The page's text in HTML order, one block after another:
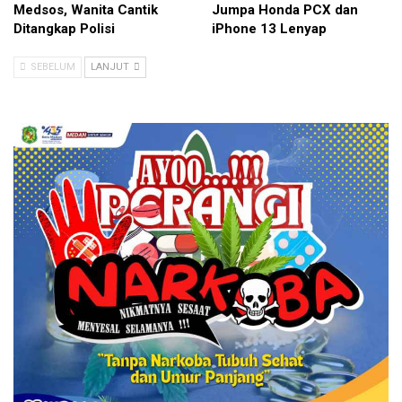
Medsos, Wanita Cantik
Ditangkap Polisi
Jumpa Honda PCX dan
iPhone 13 Lenyap
SEBELUM LANJUT